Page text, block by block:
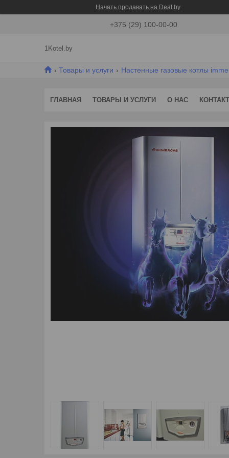
Начать продавать на Deal.by
+375 (29) 100-00-00
1Kotel.by
Товары и услуги Настенные газовые котлы
ГЛАВНАЯ ТОВАРЫ И УСЛУГИ О НАС